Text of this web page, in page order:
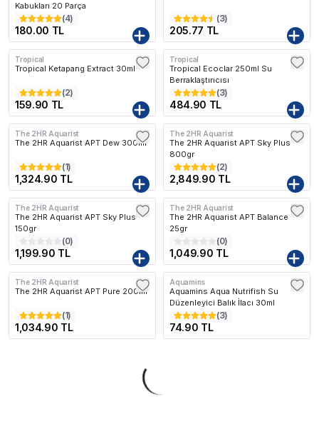
Kabukları 20 Parça
(4)
180.00 TL
(3)
205.77 TL
Tropical
Tropical Ketapang Extract 30ml
(2)
159.90 TL
Tropical
Tropical Ecoclar 250ml Su
Berraklaştırıcısı
(3)
484.90 TL
The 2HR Aquarist
The 2HR Aquarist APT Dew 300ml
(1)
1,324.90 TL
The 2HR Aquarist
The 2HR Aquarist APT Sky Plus
800gr
(2)
2,849.90 TL
The 2HR Aquarist
The 2HR Aquarist APT Sky Plus
150gr
(0)
1,199.90 TL
The 2HR Aquarist
The 2HR Aquarist APT Balance
25gr
(0)
1,049.90 TL
The 2HR Aquarist
The 2HR Aquarist APT Pure 200ml
(1)
1,034.90 TL
Aquamins
Aquamins Aqua Nutrifish Su
Düzenleyici Balık İlacı 30ml
(3)
74.90 TL